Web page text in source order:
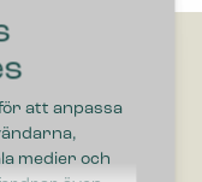
att anpassa
medier och